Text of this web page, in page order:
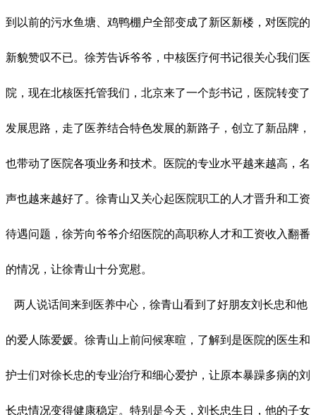
到以前的污水鱼塘、鸡鸭棚户全部变成了新区新楼，对医院的
新貌赞叹不已。徐芳告诉爷爷，中核医疗何书记很关心我们医
院，现在北核医托管我们，北京来了一个彭书记，医院转变了
发展思路，走了医养结合特色发展的新路子，创立了新品牌，
也带动了医院各项业务和技术。医院的专业水平越来越高，名
声也越来越好了。徐青山又关心起医院职工的人才晋升和工资
待遇问题，徐芳向爷爷介绍医院的高职称人才和工资收入翻番
的情况，让徐青山十分宽慰。
两人说话间来到医养中心，徐青山看到了好朋友刘长忠和他
的爱人陈爱媛。徐青山上前问候寒暄，了解到是医院的医生和
护士们对徐长忠的专业治疗和细心爱护，让原本暴躁多病的刘
长忠情况变得健康稳定。特别是今天，刘长忠生日，他的子女